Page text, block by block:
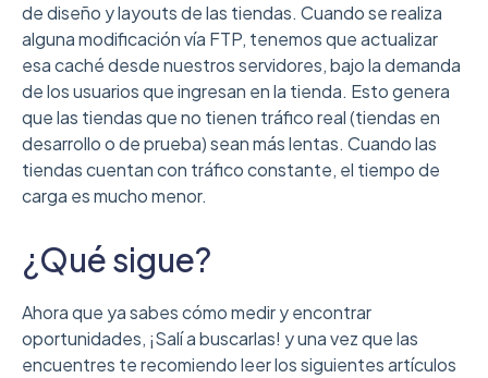
de diseño y layouts de las tiendas. Cuando se realiza
alguna modificación vía FTP, tenemos que actualizar
esa caché desde nuestros servidores, bajo la demanda
de los usuarios que ingresan en la tienda. Esto genera
que las tiendas que no tienen tráfico real (tiendas en
desarrollo o de prueba) sean más lentas. Cuando las
tiendas cuentan con tráfico constante, el tiempo de
carga es mucho menor.
¿Qué sigue?
Ahora que ya sabes cómo medir y encontrar
oportunidades, ¡Salí a buscarlas! y una vez que las
encuentres te recomiendo leer los siguientes artículos